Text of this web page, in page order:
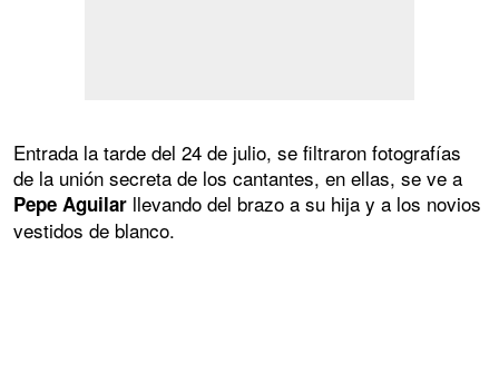
Entrada la tarde del 24 de julio, se filtraron fotografías
de la unión secreta de los cantantes, en ellas, se ve a
Pepe Aguilar llevando del brazo a su hija y a los novios
vestidos de blanco.